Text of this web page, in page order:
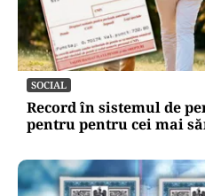
SOCIAL
Record în sistemul de
pentru pentru cei mai